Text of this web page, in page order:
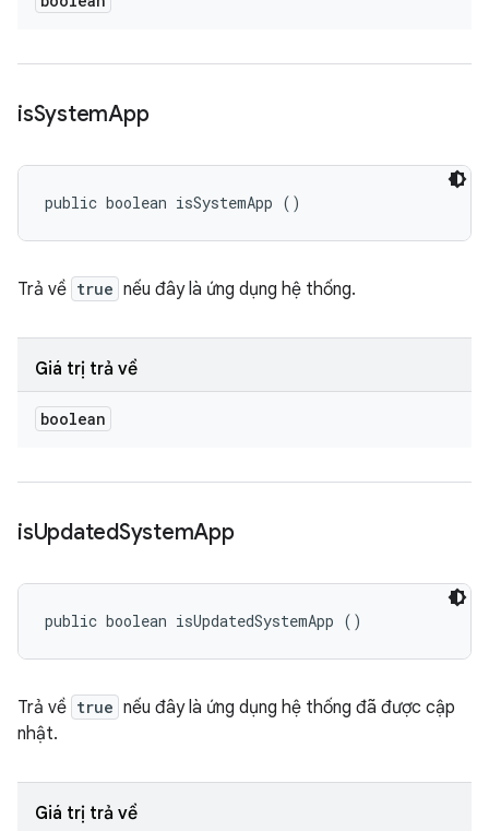
isSystemApp
public boolean isSystemApp ()
Trả về true nếu đây là ứng dụng hệ thống.
Giá trị trả về
boolean
isUpdatedSystemApp
public boolean isUpdatedSystemApp ()
Trả về true nếu đây là ứng dụng hệ thống đã được cập
nhật.
Giá trị trả về